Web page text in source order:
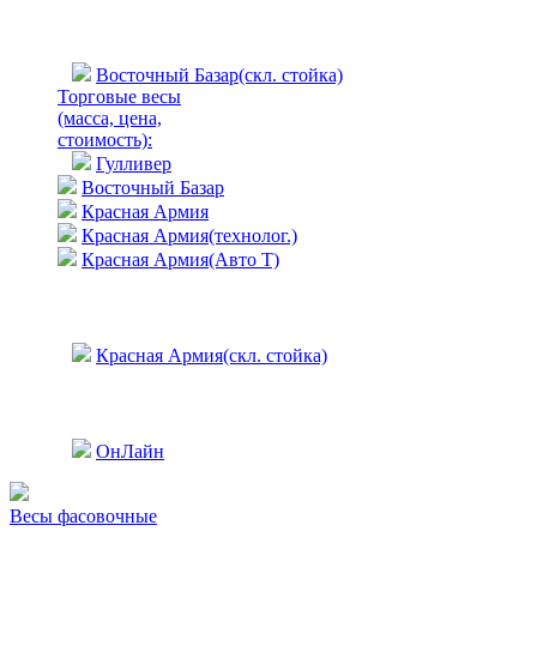
Восточный Базар(скл. стойка)
Торговые весы
(масса, цена,
стоимость):
Гулливер
Восточный Базар
Красная Армия
Красная Армия(технолог.)
Красная Армия(Авто Т)
Красная Армия(скл. стойка)
ОнЛайн
Весы фасовочные